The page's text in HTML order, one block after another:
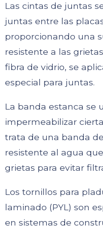
Las cintas de juntas
juntas entre las
proporcionando una
resistente a las
fibra de vidrio, se
especial para juntas.
La banda estanca se
impermeabilizar
trata de una banda
resistente al agua
grietas para evitar
Los tornillos para
laminado (PYL) son
en sistemas de